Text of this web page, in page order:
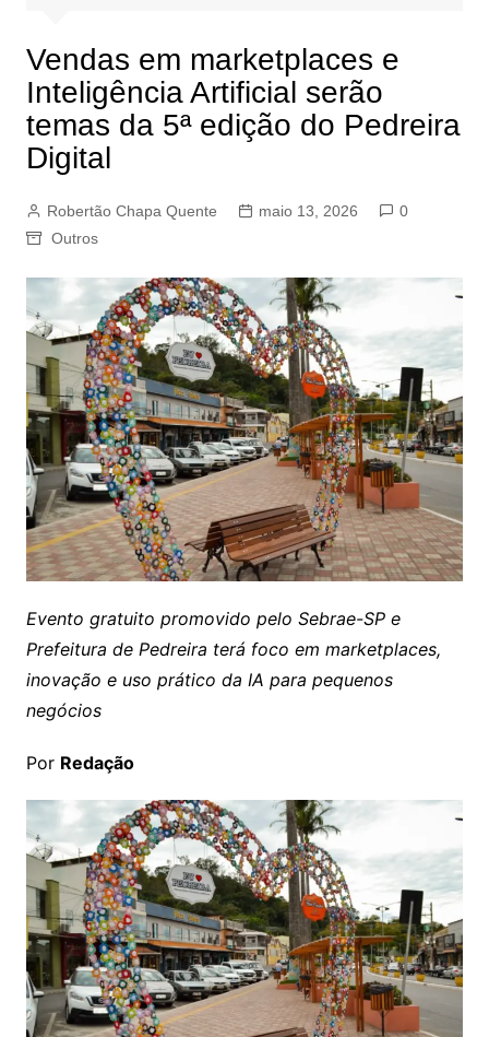
Vendas em marketplaces e
Inteligência Artificial serão
temas da 5ª edição do Pedreira
Digital
Robertão Chapa Quente maio 13, 2026
0
Outros
Evento gratuito promovido pelo Sebrae-SP e
Prefeitura de Pedreira terá foco em marketplaces,
inovação e uso prático da IA para pequenos
negócios
Por Redação